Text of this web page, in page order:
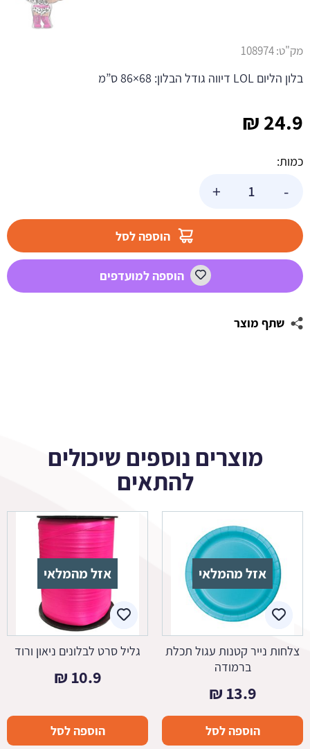
24.9
₪
כמות:
-
-
+
הוספה לסל
הוספה למועדפים
שתף מוצר
מק"ט:108974
בלון הליום LOL דיווה גודל הבלון: 68×86 ס”מ
מוצרים נוספים שיכולים
להתאים
אזל מהמלאי
צלחות נייר קטנות עגול תכלת
ברמודה
13.9
₪
הוספה לסל
אזל מהמלאי
גליל סרט לבלונים ניאון ורוד
10.9
₪
הוספה לסל